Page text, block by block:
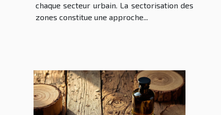
chaque secteur urbain. La sectorisation des
zones constitue une approche...